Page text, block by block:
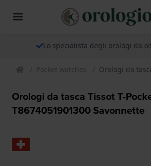
Lo specialista degli orologi da
Pocket watches Orologi da
Orologi da tasca Tissot T-
T8674051901300 Savonnette